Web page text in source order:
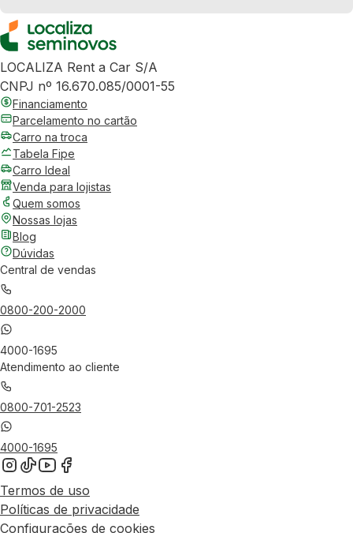
LOCALIZA Rent a Car S/A
CNPJ nº 16.670.085/0001-55
Financiamento
Parcelamento no cartão
Carro na troca
Tabela Fipe
Carro Ideal
Venda para lojistas
Quem somos
Nossas lojas
Blog
Dúvidas
Central de vendas
0800-200-2000
4000-1695
Atendimento ao cliente
0800-701-2523
4000-1695
Termos de uso
Políticas de privacidade
Configurações de cookies